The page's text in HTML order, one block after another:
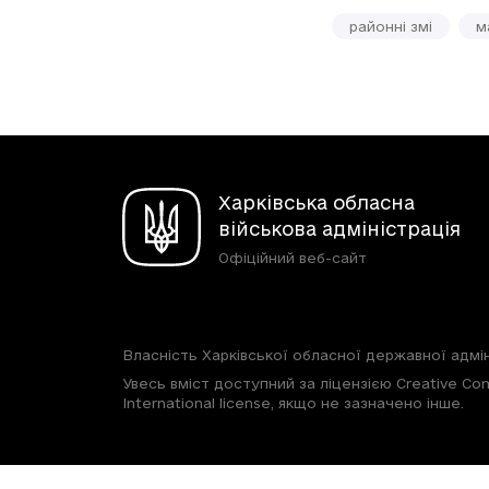
районні змі
Харківська обласна
військова адміністрація
Офіційний веб-сайт
Власність Харківської обласної державної
Увесь вміст доступний за ліцензією Creative
International license, якщо не зазначено інше.